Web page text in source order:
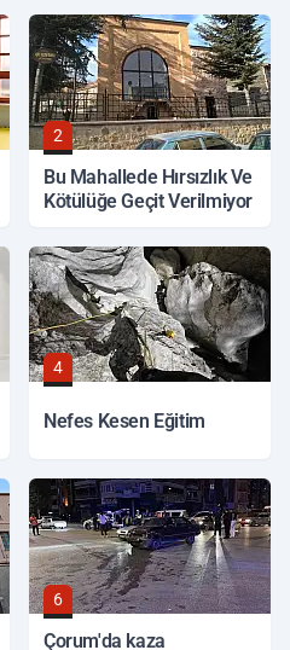
2
Bu Mahallede Hırsızlık Ve
Kötülüğe Geçit Verilmiyor
4
Nefes Kesen Eğitim
6
Çorum'da kaza